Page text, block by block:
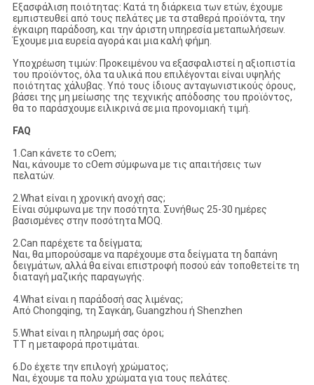
Εξασφάλιση ποιότητας: Κατά τη διάρκεια των ετών, έχουμε
εμπιστευθεί από τους πελάτες με τα σταθερά προϊόντα, την
έγκαιρη παράδοση, και την άριστη υπηρεσία μεταπωλήσεων.
Έχουμε μια ευρεία αγορά και μια καλή φήμη.
Υποχρέωση τιμών: Προκειμένου να εξασφαλιστεί η αξιοπιστία
του προϊόντος, όλα τα υλικά που επιλέγονται είναι υψηλής
ποιότητας χάλυβας. Υπό τους ίδιους ανταγωνιστικούς όρους,
βάσει της μη μείωσης της τεχνικής απόδοσης του προϊόντος,
θα το παράσχουμε ειλικρινά σε μια προνομιακή τιμή.
FAQ
1.Can κάνετε το cOem;
Ναι, κάνουμε το cOem σύμφωνα με τις απαιτήσεις των
πελατών.
2.What είναι η χρονική ανοχή σας;
Είναι σύμφωνα με την ποσότητα. Συνήθως 25-30 ημέρες
βασισμένες στην ποσότητα MOQ.
2.Can παρέχετε τα δείγματα;
Ναι, θα μπορούσαμε να παρέχουμε στα δείγματα τη δαπάνη
δειγμάτων, αλλά θα είναι επιστροφή ποσού εάν τοποθετείτε τη
διαταγή μαζικής παραγωγής.
4.What είναι η παράδοσή σας λιμένας;
Από Chongqing, τη Σαγκάη, Guangzhou ή Shenzhen
5.What είναι η πληρωμή σας όροι;
TT η μεταφορά προτιμάται.
6.Do έχετε την επιλογή χρώματος;
Ναι, έχουμε τα πολυ χρώματα για τους πελάτες.